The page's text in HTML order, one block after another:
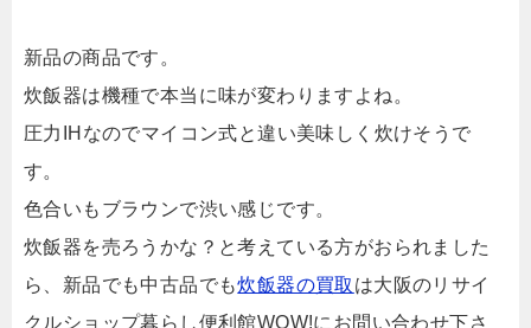
新品の商品です。
炊飯器は機種で本当に味が変わりますよね。
圧力IHなのでマイコン式と違い美味しく炊けそうで
す。
色合いもブラウンで渋い感じです。
炊飯器を売ろうかな？と考えている方がおられました
ら、新品でも中古品でも炊飯器の買取 は大阪のリサイ
クルショップ暮らし便利館WOW!にお問い合わせ下さ